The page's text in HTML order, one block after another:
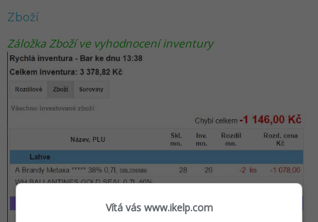
Zboží
Záložka Zboží ve vyhodnocení inventury
Vítá vás www.ikelp.com